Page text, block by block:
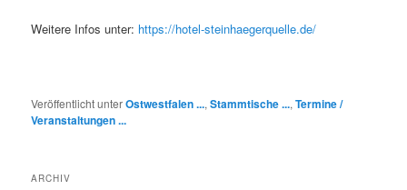
Weitere Infos unter: https://hotel-steinhaegerquelle.de/
Veröffentlicht unterOstwestfalen ...,Stammtische ...,Termine /
Veranstaltungen ...
ARCHIV